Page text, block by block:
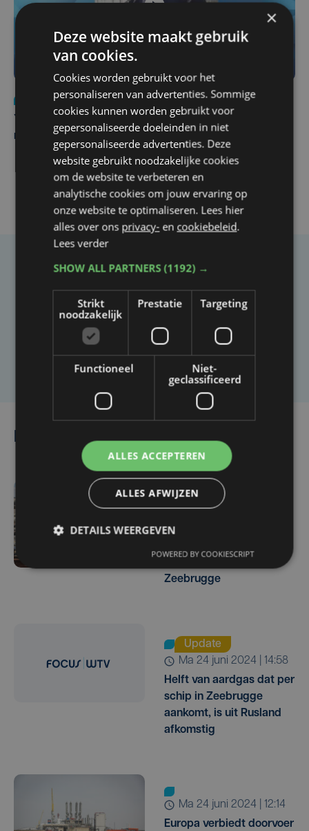
Nieuws
do 6 augustus | 21:30
Yaro (19), slachtoffer van vechtpartij, is na
maandenlange coma overleden
Taalfout opgemerkt?
Heb je een taal- of schrijffout opgemerkt in dit
Laat het ons weten
Lees ook
wo 3 december | 16:32
Verbod op Russisch gas
Zeebrugge
Update
ma 24 juni 2024 | 14:58
Helft van aardgas dat per
schip in Zeebrugge
aankomt, is uit Rusland
afkomstig
ma 24 juni 2024 | 12:14
Europa verbiedt doorvoer
×
Deze website maakt gebruik
van cookies.
Cookies worden gebruikt voor het
personaliseren van advertenties. Sommige
cookies kunnen worden gebruikt voor
gepersonaliseerde doeleinden in niet
gepersonaliseerde advertenties. Deze
website gebruikt noodzakelijke cookies
om de website te verbeteren en
analytische cookies om jouw ervaring op
onze website te optimaliseren. Lees hier
alles over ons privacy- en cookiebeleid.
Lees verder
SHOW ALL PARTNERS(1192) →
Strikt
noodzakelijk
Prestatie Targeting
Functioneel
Niet-
geclassificeerd
ALLES ACCEPTEREN
ALLES AFWIJZEN
DETAILS WEERGEVEN
POWERED BY COOKIESCRIPT